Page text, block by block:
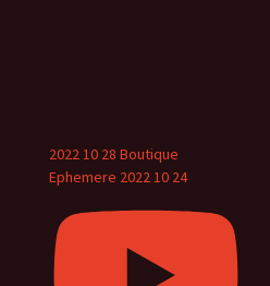
2022 10 28 Boutique
Ephemere 2022 10 24